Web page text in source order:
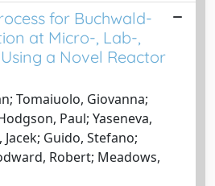
for Buchwald-
at Micro-, Lab-,
a Novel Reactor
Tomaiuolo, Giovanna;
Paul; Yaseneva,
Guido, Stefano;
Robert; Meadows,